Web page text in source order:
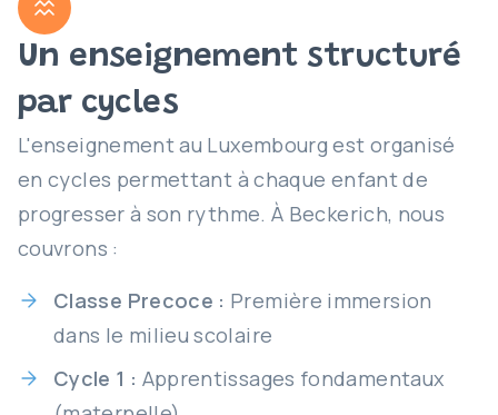
Un enseignement structuré
par cycles
L'enseignement au Luxembourg est organisé
en cycles permettant à chaque enfant de
progresser à son rythme. À Beckerich, nous
couvrons :
Classe Precoce : Première immersion
dans le milieu scolaire
Cycle 1 : Apprentissages fondamentaux